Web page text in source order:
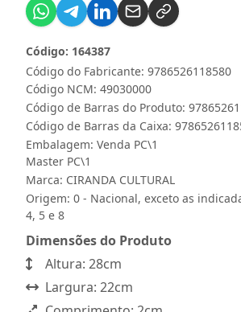
Código do Fabricante: 9786526118580
Código: 164387
Código NCM: 49030000
Código de Barras do Produto:
Código de Barras da Caixa:
Embalagem: Venda PC\1
Master PC\1
Marca: CIRANDA CULTURAL
Origem: 0 - Nacional, exceto as
4, 5 e 8
Dimensões do Produto
Altura: 28cm
Largura: 22cm